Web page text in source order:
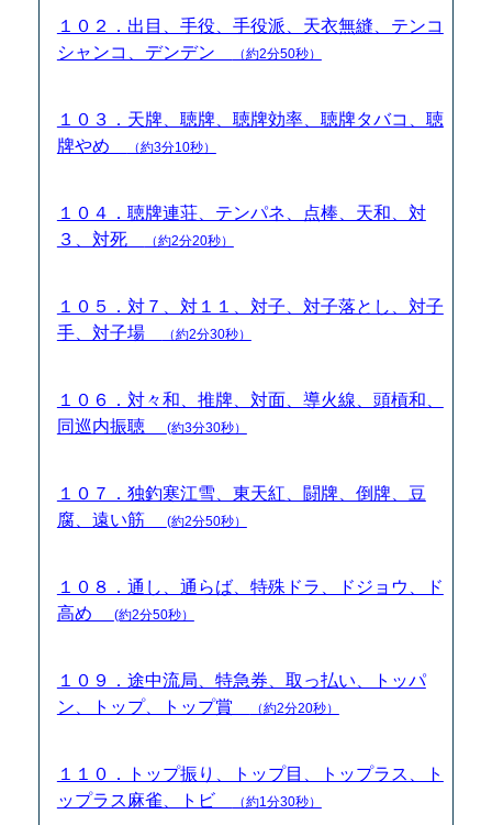
１０２．出目、手役、手役派、天衣無縫、テンコ
シャンコ、デンデン
（約2分50秒）
１０３．天牌、聴牌、聴牌効率、聴牌タバコ、聴
牌やめ
（約3分10秒）
１０４．聴牌連荘、テンパネ、点棒、天和、対
３、対死
（約2分20秒）
１０５．対７、対１１、対子、対子落とし、対子
手、対子場
（約2分30秒）
１０６．対々和、推牌、対面、導火線、頭槓和、
同巡内振聴
(約3分30秒）
１０７．独釣寒江雪、東天紅、闘牌、倒牌、豆
腐、遠い筋
(約2分50秒）
１０８．通し、通らば、特殊ドラ、ドジョウ、ド
高め
(約2分50秒）
１０９．途中流局、特急券、取っ払い、トッパ
ン、トップ、トップ賞
（約2分20秒）
１１０．トップ振り、トップ目、トップラス、ト
ップラス麻雀、トビ
（約1分30秒）